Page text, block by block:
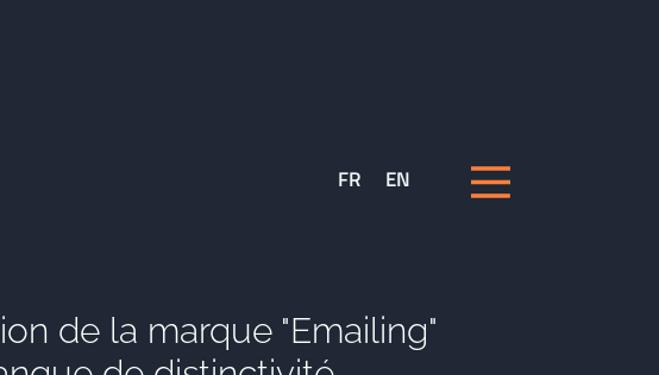
FR EN
de la marque "Emailing"